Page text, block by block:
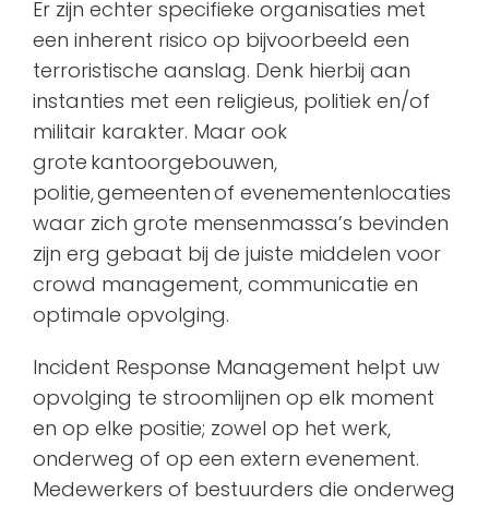
Er zijn echter specifieke organisaties met
een inherent risico op bijvoorbeeld een
terroristische aanslag. Denk hierbij aan
instanties met een religieus, politiek en/of
militair karakter. Maar ook
grote kantoorgebouwen,
politie, gemeenten of evenementenlocaties
waar zich grote mensenmassa’s bevinden
zijn erg gebaat bij de juiste middelen voor
crowd management, communicatie en
optimale opvolging.
Incident Response Management helpt uw
opvolging te stroomlijnen op elk moment
en op elke positie; zowel op het werk,
onderweg of op een extern evenement.
Medewerkers of bestuurders die onderweg